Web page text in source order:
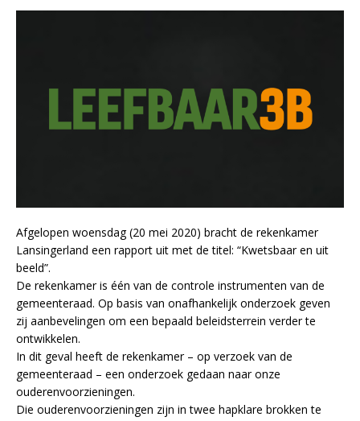
Afgelopen woensdag (20 mei 2020) bracht de rekenkamer
Lansingerland een rapport uit met de titel: “Kwetsbaar en uit
beeld”.
De rekenkamer is één van de controle instrumenten van de
gemeenteraad. Op basis van onafhankelijk onderzoek geven
zij aanbevelingen om een bepaald beleidsterrein verder te
ontwikkelen.
In dit geval heeft de rekenkamer – op verzoek van de
gemeenteraad – een onderzoek gedaan naar onze
ouderenvoorzieningen.
Die ouderenvoorzieningen zijn in twee hapklare brokken te